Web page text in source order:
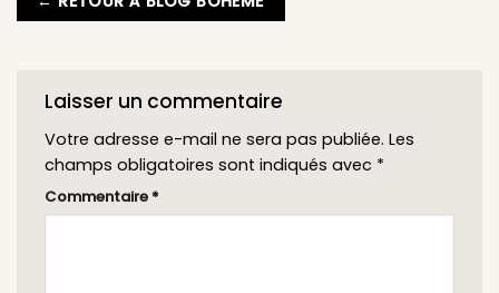
Laisser un commentaire
Votre adresse e-mail ne sera pas publiée. Les
champs obligatoires sont indiqués avec *
Commentaire *